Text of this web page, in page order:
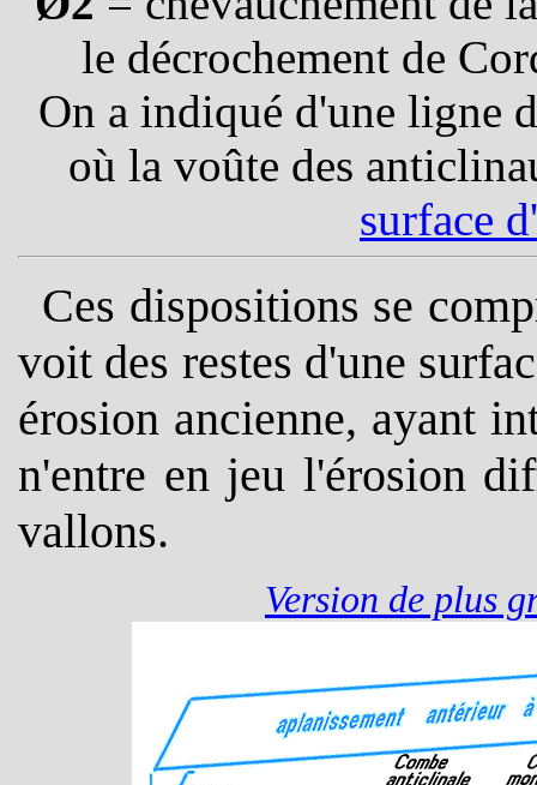
le décrochement de
On a indiqué d'une ligne
où la voûte des
surface
Ces dispositions se
voit des restes d'une
érosion ancienne, ayant
n'entre en jeu l'érosion
vallons.
Version de plus